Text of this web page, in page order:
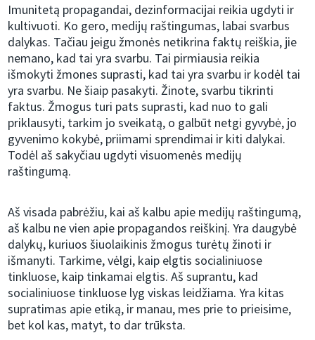
Imunitetą propagandai, dezinformacijai reikia ugdyti ir
kultivuoti. Ko gero, medijų raštingumas, labai svarbus
dalykas. Tačiau jeigu žmonės netikrina faktų reiškia, jie
nemano, kad tai yra svarbu. Tai pirmiausia reikia
išmokyti žmones suprasti, kad tai yra svarbu ir kodėl tai
yra svarbu. Ne šiaip pasakyti. Žinote, svarbu tikrinti
faktus. Žmogus turi pats suprasti, kad nuo to gali
priklausyti, tarkim jo sveikatą, o galbūt netgi gyvybė, jo
gyvenimo kokybė, priimami sprendimai ir kiti dalykai.
Todėl aš sakyčiau ugdyti visuomenės medijų
raštingumą.
Aš visada pabrėžiu, kai aš kalbu apie medijų raštingumą,
aš kalbu ne vien apie propagandos reiškinį. Yra daugybė
dalykų, kuriuos šiuolaikinis žmogus turėtų žinoti ir
išmanyti. Tarkime, vėlgi, kaip elgtis socialiniuose
tinkluose, kaip tinkamai elgtis. Aš suprantu, kad
socialiniuose tinkluose lyg viskas leidžiama. Yra kitas
supratimas apie etiką, ir manau, mes prie to prieisime,
bet kol kas, matyt, to dar trūksta.